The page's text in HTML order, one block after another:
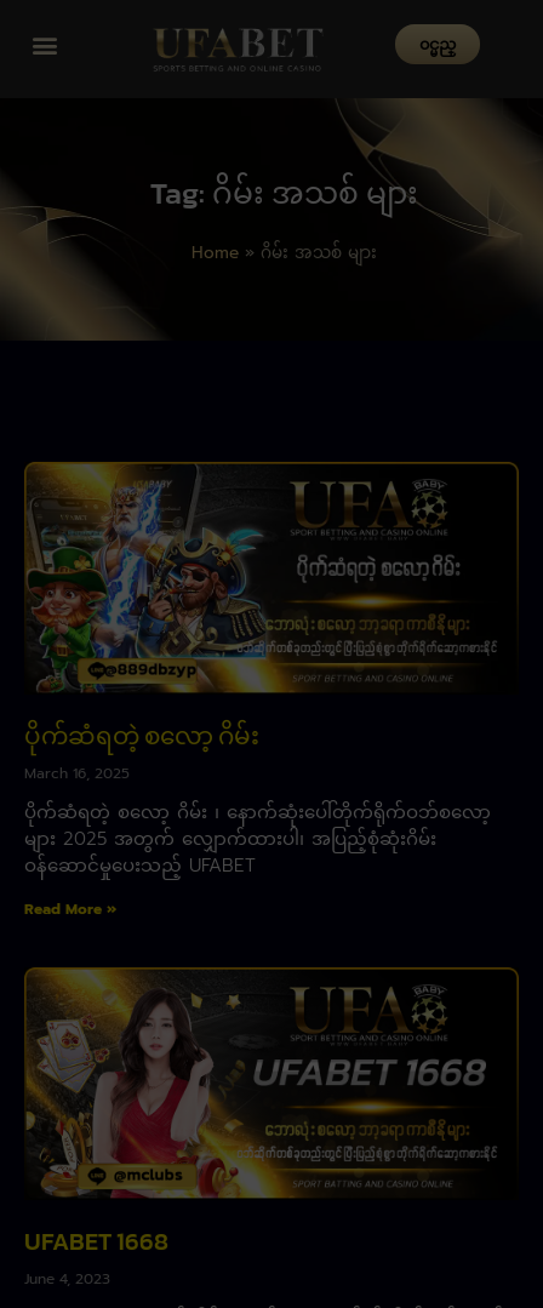
၀င္မည္
Tag: ဂိမ်း အသစ် များ
Home» ဂိမ်း အသစ် များ
ပိုက်ဆံရတဲ့ စလော့ ဂိမ်း
March 16, 2025
ပိုက်ဆံရတဲ့ စလော့ ဂိမ်း ၊ နောက်ဆုံးပေါ်တိုက်ရိုက်ဝဘ်စလော့
များ 2025 အတွက် လျှောက်ထားပါ၊ အပြည့်စုံဆုံးဂိမ်း
ဝန်ဆောင်မှုပေးသည့် UFABET
Read More »
UFABET 1668
June 4, 2023